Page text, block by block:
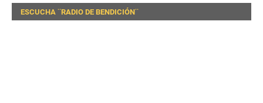
ESCUCHA ¨RADIO DE BENDICIÓN¨